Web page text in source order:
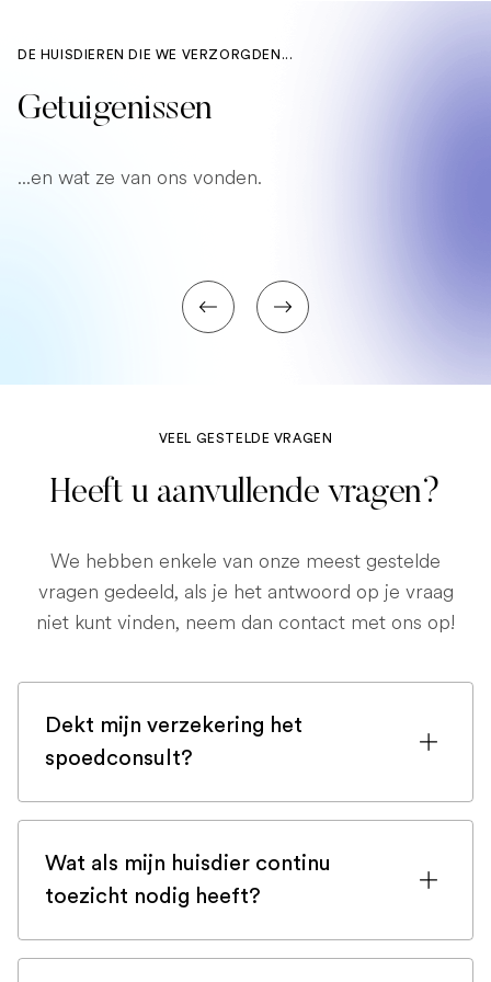
DE HUISDIEREN DIE WE VERZORGDEN...
Getuigenissen
...en wat ze van ons vonden.
VEEL GESTELDE VRAGEN
Heeft u aanvullende vragen?
We hebben enkele van onze meest gestelde
vragen gedeeld, als je het antwoord op je vraag
niet kunt vinden, neem dan contact met ons op!
Dekt mijn verzekering het
spoedconsult?
Als u bent ingeschreven bij een
dat een spoedconsult wordt gedekt.
Maar controleer voor de zekerheid uw
polis of neem bij twijfel contact op met
Wat als mijn huisdier continu
toezicht nodig heeft?
In zeldzame gevallen vereisen sommige